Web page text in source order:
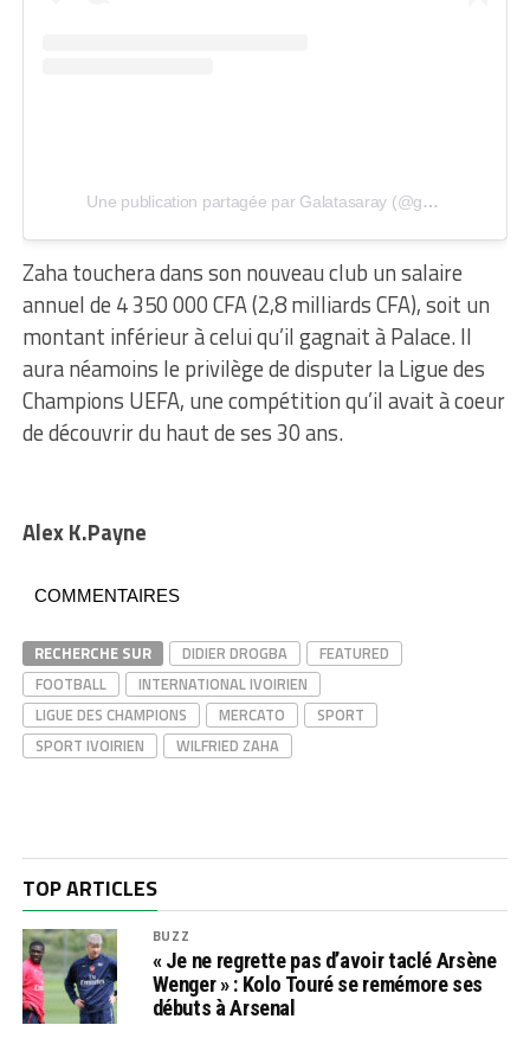
Une publication partagée par Galatasaray (@galatasaray)
Zaha touchera dans son nouveau club un salaire
annuel de 4 350 000 CFA (2,8 milliards CFA), soit un
montant inférieur à celui qu’il gagnait à Palace. Il
aura néamoins le privilège de disputer la Ligue des
Champions UEFA, une compétition qu’il avait à coeur
de découvrir du haut de ses 30 ans.
Alex K.Payne
COMMENTAIRES
RECHERCHE SUR DIDIER DROGBA
FEATURED
FOOTBALL
INTERNATIONAL IVOIRIEN
LIGUE DES CHAMPIONS
MERCATO
SPORT
SPORT IVOIRIEN
WILFRIED ZAHA
TOP ARTICLES
BUZZ
« Je ne regrette pas d’avoir taclé Arsène
Wenger » : Kolo Touré se remémore ses
débuts à Arsenal